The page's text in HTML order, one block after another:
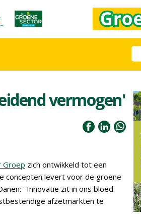
vermogen'
Groep zich ontwikkeld tot een
concepten levert voor de groene
' Innovatie zit in ons bloed.
afzetmarkten te